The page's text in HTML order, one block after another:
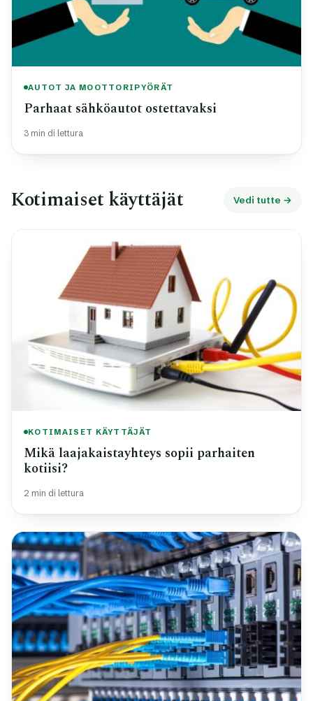
AUTOT JA MOOTTORIPYÖRÄT
Parhaat sähköautot ostettavaksi
3 min di lettura
Kotimaiset käyttäjät Vedi tutte →
KOTIMAISET KÄYTTÄJÄT
Mikä laajakaistayhteys sopii parhaiten
kotiisi?
2 min di lettura